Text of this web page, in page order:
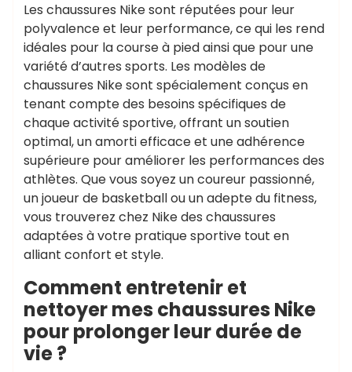
Les chaussures Nike sont réputées pour leur
polyvalence et leur performance, ce qui les rend
idéales pour la course à pied ainsi que pour une
variété d’autres sports. Les modèles de
chaussures Nike sont spécialement conçus en
tenant compte des besoins spécifiques de
chaque activité sportive, offrant un soutien
optimal, un amorti efficace et une adhérence
supérieure pour améliorer les performances des
athlètes. Que vous soyez un coureur passionné,
un joueur de basketball ou un adepte du fitness,
vous trouverez chez Nike des chaussures
adaptées à votre pratique sportive tout en
alliant confort et style.
Comment entretenir et
nettoyer mes chaussures Nike
pour prolonger leur durée de
vie ?